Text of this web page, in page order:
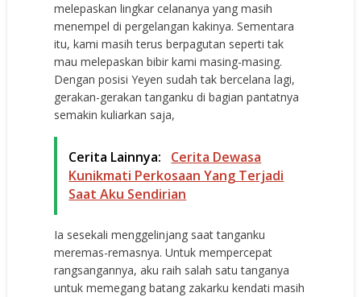
melepaskan lingkar celananya yang masih
menempel di pergelangan kakinya. Sementara
itu, kami masih terus berpagutan seperti tak
mau melepaskan bibir kami masing-masing.
Dengan posisi Yeyen sudah tak bercelana lagi,
gerakan-gerakan tanganku di bagian pantatnya
semakin kuliarkan saja,
Cerita Lainnya:
Cerita Dewasa
Kunikmati Perkosaan Yang Terjadi
Saat Aku Sendirian
Ia sesekali menggelinjang saat tanganku
meremas-remasnya. Untuk mempercepat
rangsangannya, aku raih salah satu tanganya
untuk memegang batang zakarku kendati masih